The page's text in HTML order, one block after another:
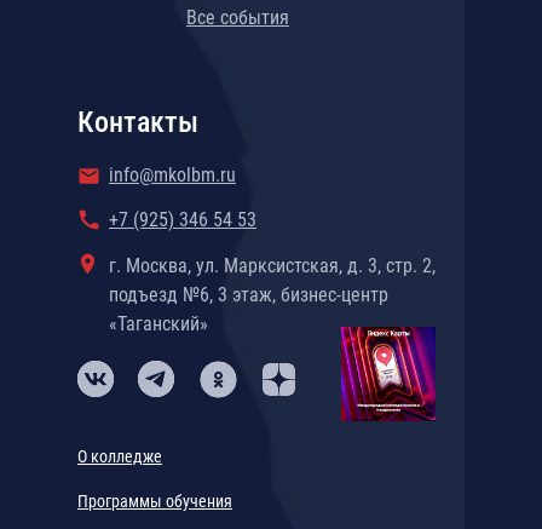
Контакты
г. Москва, ул. Марксистская, д. 3, стр. 2,
подъезд №6, 3 этаж, бизнес-центр
«Таганский»
info@mkolbm.ru
Все события
+7 (925) 346 54 53
О колледже
Программы обучения